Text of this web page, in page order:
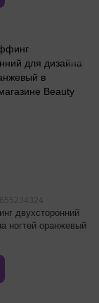
двухсторонний
ногтей оранжевый